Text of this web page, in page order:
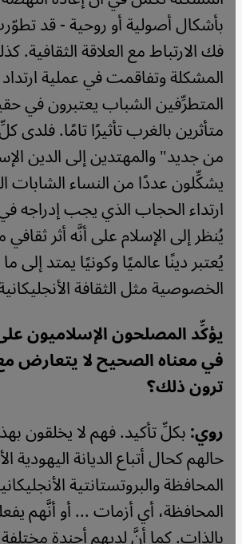
بأشكال أصولية أو روحية - قد
فك الارتباط مع العلاقة
المشكلة وتفاقمت في عملية
المتطرِّفين الشباب يعتبرون في
متأثرين بالغرب تأثيرًا تامًا. فلدى
من جديد" والمهتدين إلى الدين
يشكِّلون عددًا من النساء الشابات
ارتداء الحجاب الذي يجب إدراجه
يُنظر إلى الإسلام على أنَّه أثر
يُعتبر دينًا عالميًا وكونيًا يمتد إلى
الخصوصية مثل الثقافة
يؤكِّد المصلحون الإسلاميون
في معناه الصحيح لا يتعارض
ترون ذلك؟
روي:بكلِّ تأكيد. فهم لا يخلقون
حالهم كحال أتباع الديانة اليهودية
المحافظة والبروتستانتية
المحافظة، أي أزمات ... أو أنَّهم